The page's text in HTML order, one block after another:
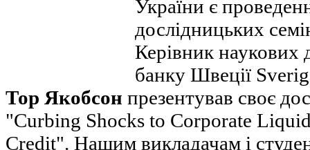
України є
дослідницьких
Керівник наукових
банку Швеції
Тор Якобсон презентував своє
"Curbing Shocks to Corporate
Credit". Нашим викладачам і